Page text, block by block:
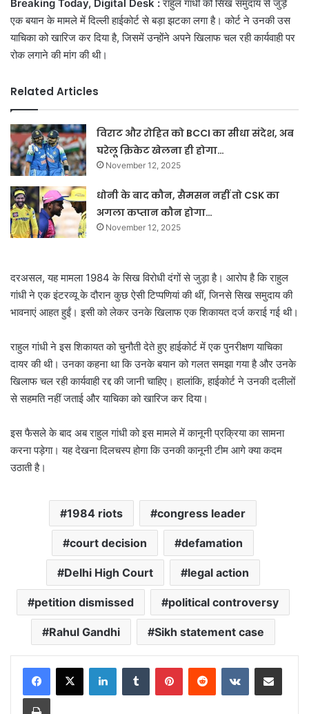
Breaking Today, Digital Desk :राहुल गांधी को सिख समुदाय से जुड़े
एक बयान के मामले में दिल्ली हाईकोर्ट से बड़ा झटका लगा है। कोर्ट ने उनकी उस
याचिका को खारिज कर दिया है, जिसमें उन्होंने अपने खिलाफ चल रही कार्यवाही पर
रोक लगाने की मांग की थी।
Related Articles
विराट और रोहित को BCCI का सीधा संदेश, अब
घरेलू क्रिकेट खेलना ही होगा…
November 12, 2025
धोनी के बाद कौन, सैमसन नहीं तो CSK का
अगला कप्तान कौन होगा…
November 12, 2025
दरअसल, यह मामला 1984 के सिख विरोधी दंगों से जुड़ा है। आरोप है कि राहुल
गांधी ने एक इंटरव्यू के दौरान कुछ ऐसी टिप्पणियां की थीं, जिनसे सिख समुदाय की
भावनाएं आहत हुईं। इसी को लेकर उनके खिलाफ एक शिकायत दर्ज कराई गई थी।
राहुल गांधी ने इस शिकायत को चुनौती देते हुए हाईकोर्ट में एक पुनरीक्षण याचिका
दायर की थी। उनका कहना था कि उनके बयान को गलत समझा गया है और उनके
खिलाफ चल रही कार्यवाही रद्द की जानी चाहिए। हालांकि, हाईकोर्ट ने उनकी दलीलों
से सहमति नहीं जताई और याचिका को खारिज कर दिया।
इस फैसले के बाद अब राहुल गांधी को इस मामले में कानूनी प्रक्रिया का सामना
करना पड़ेगा। यह देखना दिलचस्प होगा कि उनकी कानूनी टीम आगे क्या कदम
उठाती है।
1984 riots congress leader
court decision defamation
Delhi High Court legal action
petition dismissed political controversy
Rahul Gandhi Sikh statement case
LinkedInTumblr PinterestReddit VKontakteShare via Email
Print